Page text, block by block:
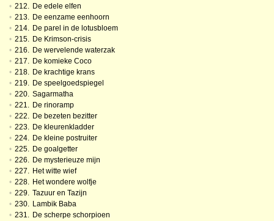
• 212. De edele elfen
• 213. De eenzame eenhoorn
• 214. De parel in de lotusbloem
• 215. De Krimson-crisis
• 216. De wervelende waterzak
• 217. De komieke Coco
• 218. De krachtige krans
• 219. De speelgoedspiegel
• 220. Sagarmatha
• 221. De rinoramp
• 222. De bezeten bezitter
• 223. De kleurenkladder
• 224. De kleine postruiter
• 225. De goalgetter
• 226. De mysterieuze mijn
• 227. Het witte wief
• 228. Het wondere wolfje
• 229. Tazuur en Tazijn
• 230. Lambik Baba
• 231. De scherpe schorpioen